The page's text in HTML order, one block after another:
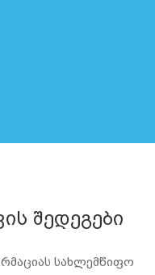
შედეგები
სახლემწიფო